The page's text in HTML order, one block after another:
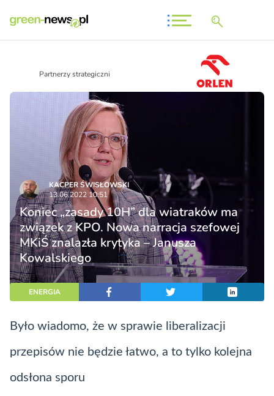
Partnerzy strategiczni
KACPER ŚWISŁO­WSKI
13.06.2022 10:51
Koniec „zasady 10H” dla wiatraków ma
związek z KPO. Nowa narracja szefowej
MKiŚ znalazła krytyka – Janusza
Kowalskiego
ENERGIA
Było wiadomo, że w sprawie liberalizacji
przepisów nie będzie łatwo, a to tylko kolejna
odsłona sporu